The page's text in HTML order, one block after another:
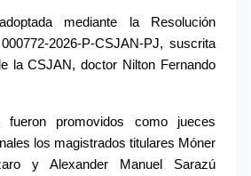
mediante la Resolución
2026-P-CSJAN-PJ, suscrita
la CSJAN, doctor Nilton Fernando
fueron promovidos como jueces
los magistrados titulares Móner
y Alexander Manuel Sarazú